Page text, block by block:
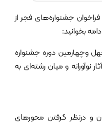
جشنواره‌های فجر از
بخوانید:
وچهارمین دوره جشنواره
نوآورانه و میان رشته‌ای به
و درنظر گرفتن محورهای